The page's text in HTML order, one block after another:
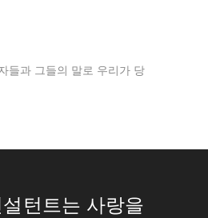
들과 그들의 말로 우리가 당
턴트는 사랑을